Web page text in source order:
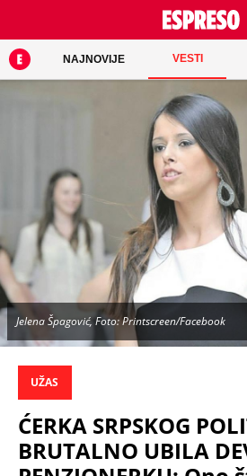
NAJNOVIJE VESTI
Jelena Špagović, Foto: Printscreen/Facebook
UŽAS
ĆERKA SRPSKOG
BRUTALNO UBILA